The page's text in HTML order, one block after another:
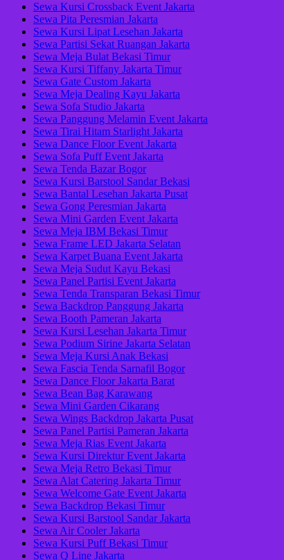
Sewa Kursi Crossback Event Jakarta
Sewa Pita Peresmian Jakarta
Sewa Kursi Lipat Lesehan Jakarta
Sewa Partisi Sekat Ruangan Jakarta
Sewa Meja Bulat Bekasi Timur
Sewa Kursi Tiffany Jakarta Timur
Sewa Gate Custom Jakarta
Sewa Meja Dealing Kayu Jakarta
Sewa Sofa Studio Jakarta
Sewa Panggung Melamin Event Jakarta
Sewa Tirai Hitam Starlight Jakarta
Sewa Dance Floor Event Jakarta
Sewa Sofa Puff Event Jakarta
Sewa Tenda Bazar Bogor
Sewa Kursi Barstool Sandar Bekasi
Sewa Bantal Lesehan Jakarta Pusat
Sewa Gong Peresmian Jakarta
Sewa Mini Garden Event Jakarta
Sewa Meja IBM Bekasi Timur
Sewa Frame LED Jakarta Selatan
Sewa Karpet Buana Event Jakarta
Sewa Meja Sudut Kayu Bekasi
Sewa Panel Partisi Event Jakarta
Sewa Tenda Transparan Bekasi Timur
Sewa Backdrop Panggung Jakarta
Sewa Booth Pameran Jakarta
Sewa Kursi Lesehan Jakarta Timur
Sewa Podium Sirine Jakarta Selatan
Sewa Meja Kursi Anak Bekasi
Sewa Fascia Tenda Sarnafil Bogor
Sewa Dance Floor Jakarta Barat
Sewa Bean Bag Karawang
Sewa Mini Garden Cikarang
Sewa Wings Backdrop Jakarta Pusat
Sewa Panel Partisi Pameran Jakarta
Sewa Meja Rias Event Jakarta
Sewa Kursi Direktur Event Jakarta
Sewa Meja Retro Bekasi Timur
Sewa Alat Catering Jakarta Timur
Sewa Welcome Gate Event Jakarta
Sewa Backdrop Bekasi Timur
Sewa Kursi Barstool Sandar Jakarta
Sewa Air Cooler Jakarta
Sewa Kursi Puff Bekasi Timur
Sewa Q Line Jakarta